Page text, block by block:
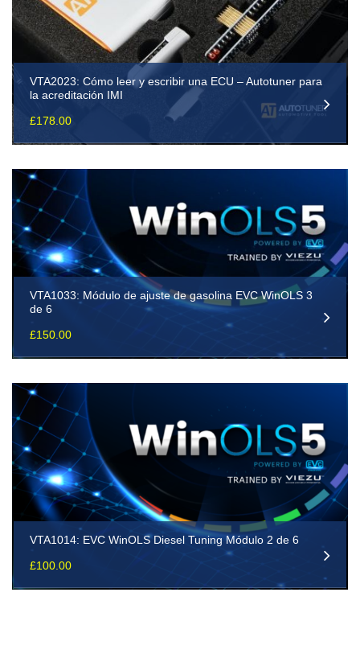
VTA2023: Cómo leer y escribir una ECU – Autotuner para
la acreditación IMI
£178.00
VTA1033: Módulo de ajuste de gasolina EVC WinOLS 3
de 6
£150.00
VTA1014: EVC WinOLS Diesel Tuning Módulo 2 de 6
£100.00